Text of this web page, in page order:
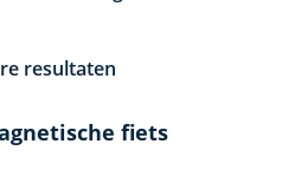
resultaten
fiets